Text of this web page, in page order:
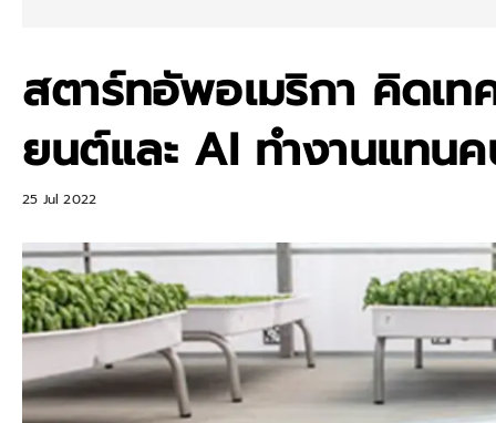
สตาร์ทอัพอเมริกา คิดเท
ยนต์และ AI ทำงานแทน
25 Jul 2022